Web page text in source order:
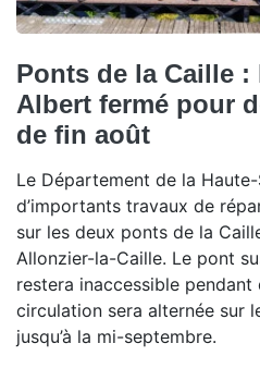
Ponts de la Caille :
Albert fermé pour
de fin août
Le Département de la
d’importants travaux de
sur les deux ponts de la
Allonzier-la-Caille. Le pont
restera inaccessible pendant
circulation sera alternée sur
jusqu’à la mi-septembre.